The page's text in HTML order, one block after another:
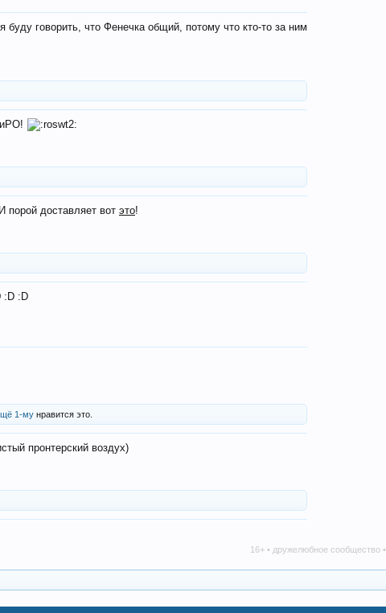
буду говорить, что Фенечка общий, потому что кто-то за ним
порой доставляет вот это!
:D :D
1-му нравится это.
пронтерский воздух)
16+ • дружелюбное сообщество • табак